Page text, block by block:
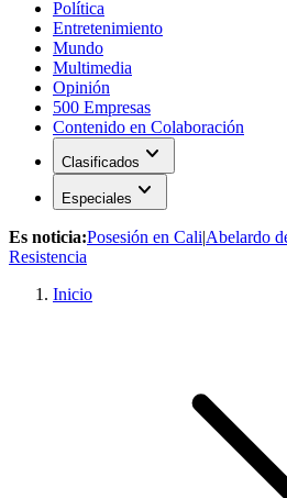
Política
Entretenimiento
Mundo
Multimedia
Opinión
500 Empresas
Contenido en Colaboración
Clasificados expand_more
Especiales expand_more
Es noticia:Posesión en Cali|Abelardo
Resistencia
Inicio